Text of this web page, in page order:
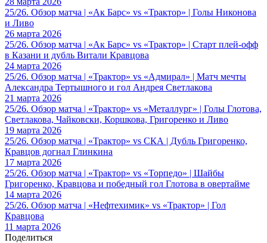
25/26. Обзор матча | «Ак Барс» vs «Трактор» | Голы Никонова
и Ливо
26 марта 2026
25/26. Обзор матча | «Ак Барс» vs «Трактор» | Старт плей-офф
в Казани и дубль Витали Кравцова
24 марта 2026
25/26. Обзор матча | «Трактор» vs «Адмирал» | Матч мечты
Александра Тертышного и гол Андрея Светлакова
21 марта 2026
25/26. Обзор матча | «Трактор» vs «Металлург» | Голы Глотова,
Светлакова, Чайковски, Коршкова, Григоренко и Ливо
19 марта 2026
25/26. Обзор матча | «Трактор» vs СКА | Дубль Григоренко,
Кравцов догнал Глинкина
17 марта 2026
25/26. Обзор матча | «Трактор» vs «Торпедо» | Шайбы
Григоренко, Кравцова и победный гол Глотова в овертайме
14 марта 2026
25/26. Обзор матча | «Нефтехимик» vs «Трактор» | Гол
Кравцова
11 марта 2026
Поделиться